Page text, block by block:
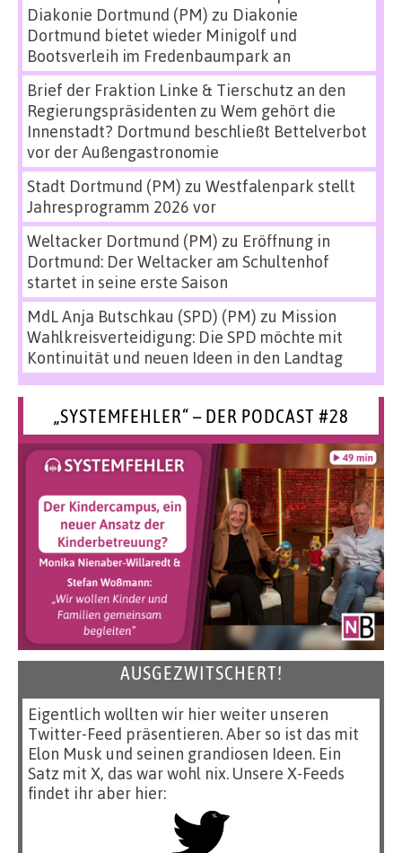
Diakonie Dortmund (PM) zu Diakonie
Dortmund bietet wieder Minigolf und
Bootsverleih im Fredenbaumpark an
Brief der Fraktion Linke & Tierschutz an den
Regierungspräsidenten zu Wem gehört die
Innenstadt? Dortmund beschließt Bettelverbot
vor der Außengastronomie
Stadt Dortmund (PM) zu Westfalenpark stellt
Jahresprogramm 2026 vor
Weltacker Dortmund (PM) zu Eröffnung in
Dortmund: Der Weltacker am Schultenhof
startet in seine erste Saison
MdL Anja Butschkau (SPD) (PM) zu Mission
Wahlkreisverteidigung: Die SPD möchte mit
Kontinuität und neuen Ideen in den Landtag
„SYSTEMFEHLER“ – DER PODCAST #28
AUSGEZWITSCHERT!
Eigentlich wollten wir hier weiter unseren
Twitter-Feed präsentieren. Aber so ist das mit
Elon Musk und seinen grandiosen Ideen. Ein
Satz mit X, das war wohl nix. Unsere X-Feeds
findet ihr aber hier: